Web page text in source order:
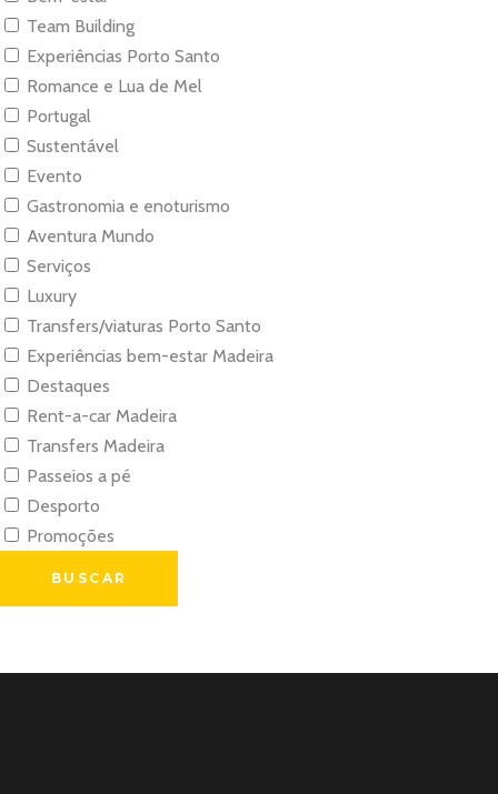
Team Building
Experiências Porto Santo
Romance e Lua de Mel
Portugal
Sustentável
Evento
Gastronomia e enoturismo
Aventura Mundo
Serviços
Luxury
Transfers/viaturas Porto Santo
Experiências bem-estar Madeira
Destaques
Rent-a-car Madeira
Transfers Madeira
Passeios a pé
Desporto
Promoções